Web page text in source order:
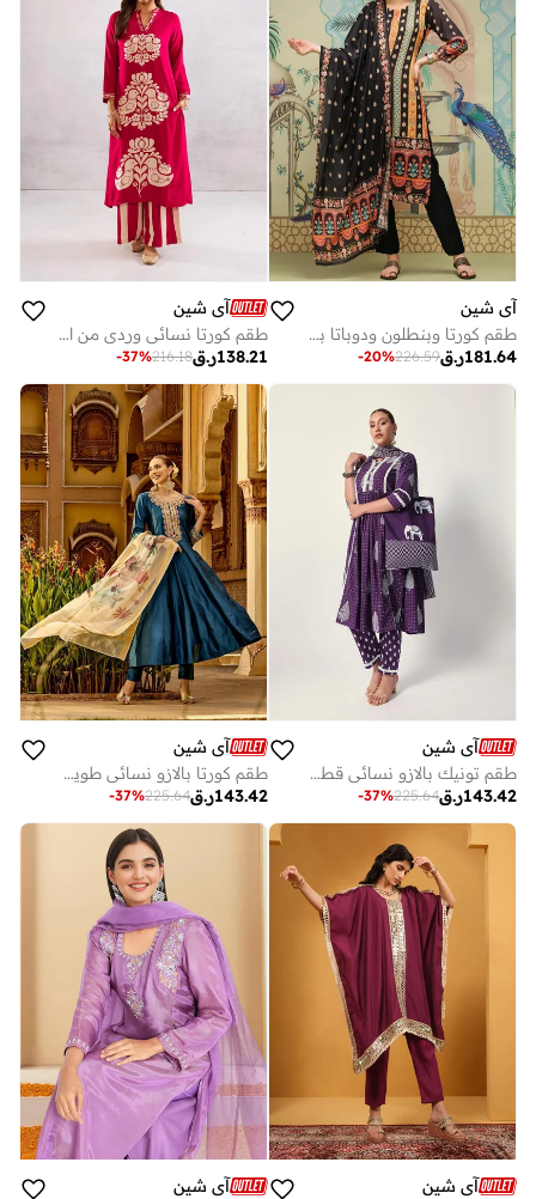
آي شين
طقم كورتا وبنطلون ودوباتا بطبعة ورقبة دائرية من ستايلي
ر.ق181.64
226.59
-20%
آي شين
طقم كورتا نسائي وردي من الرايون بطبعة علوية بطول أسفل الساق مع بنطلون بالازو مريح قطعتين
ر.ق138.21
216.18
-37%
آي شين
طقم تونيك بالازو نسائي قطن بنفسجي مزخرف بقصة عادية
ر.ق143.42
225.64
-37%
آي شين
طقم كورتا بالازو نسائي طويل أزرق كحلي بوليستر مزيج بتصميم ذاتي
ر.ق143.42
225.64
-37%
آي شين
آي شين